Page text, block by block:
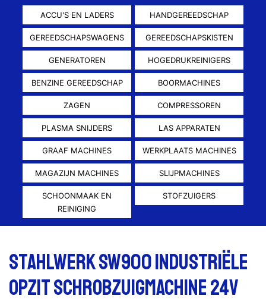
ACCU'S EN LADERS HANDGEREEDSCHAP
GEREEDSCHAPSWAGENS GEREEDSCHAPSKISTEN
GENERATOREN HOGEDRUKREINIGERS
BENZINE GEREEDSCHAP BOORMACHINES
ZAGEN COMPRESSOREN
PLASMA SNIJDERS LAS APPARATEN
GRAAF MACHINES WERKPLAATS MACHINES
MAGAZIJN MACHINES SLIJPMACHINES
SCHOONMAAK EN
REINIGING
STOFZUIGERS
Stahlwerk SW900 Industriële
opzit schrobzuigmachine 24V